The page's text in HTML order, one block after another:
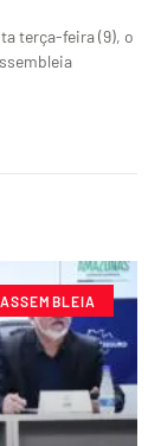
terça-feira (9), o
ASSEMBLEIA